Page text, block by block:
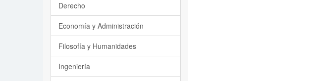
Derecho
Economía y Administración
Filosofía y Humanidades
Ingeniería